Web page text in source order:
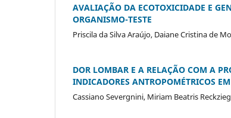
AVALIAÇÃO DA ECOTOXICIDADE E
ORGANISMO-TESTE
Priscila da Silva Araújo, Daiane Cristina de
DOR LOMBAR E A RELAÇÃO COM A
INDICADORES ANTROPOMÉTRICOS
Cassiano Severgnini, Miriam Beatris